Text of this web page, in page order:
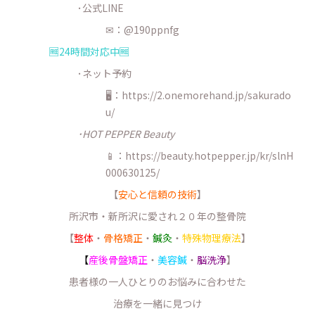
･公式LINE
✉：@190ppnfg
🆓24時間対応中🆓
･ネット予約
🖥：https://2.onemorehand.jp/sakurado
u/
･HOT PEPPER Beauty
📱：https://beauty.hotpepper.jp/kr/slnH
000630125/
【安心と信頼の技術】
所沢市・新所沢に愛され２０年の整骨院
【整体 ・ 骨格矯正 ・ 鍼灸 ・ 特殊物理療法】
【産後骨盤矯正 ・ 美容鍼 ・ 脳洗浄】
患者様の一人ひとりのお悩みに合わせた
治療を一緒に見つけ